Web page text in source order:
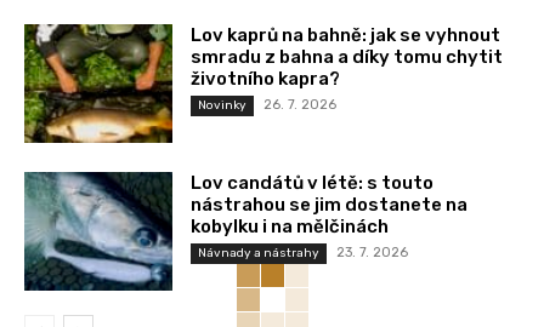
Lov kaprů na bahně: jak se vyhnout
smradu z bahna a díky tomu chytit
životního kapra?
Novinky 26. 7. 2026
Lov candátů v létě: s touto
nástrahou se jim dostanete na
kobylku i na mělčinách
Návnady a nástrahy 23. 7. 2026